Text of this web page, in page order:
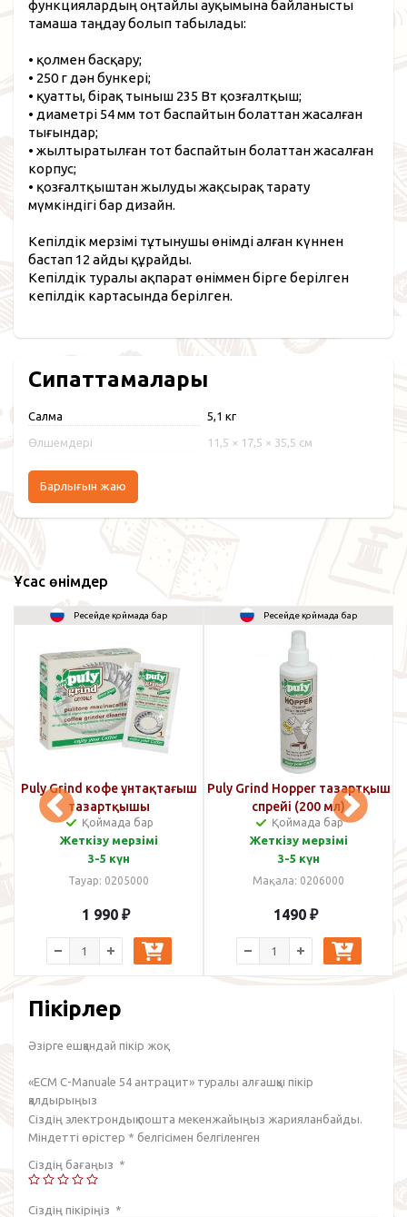
функциялардың оңтайлы ауқымына байланысты
тамаша таңдау болып табылады:
• қолмен басқару;
• 250 г дән бункері;
• қуатты, бірақ тыныш 235 Вт қозғалтқыш;
• диаметрі 54 мм тот баспайтын болаттан жасалған
тығындар;
• жылтыратылған тот баспайтын болаттан жасалған
корпус;
• қозғалтқыштан жылуды жақсырақ тарату
мүмкіндігі бар дизайн.
Кепілдік мерзімі тұтынушы өнімді алған күннен
бастап 12 айды құрайды.
Кепілдік туралы ақпарат өніммен бірге берілген
кепілдік картасында берілген.
Сипаттамалары
Салмақ 5,1 кг
Өлшемдері 11,5 × 17,5 × 35,5 см
Барлығын жаю
Ұқсас өнімдер
Ресейде қоймада бар
Puly Grind кофе ұнтақтағыш
тазартқышы
Қоймада бар
Жеткізу мерзімі
3-5 күн
Тауар: 0205000
1 990 ₽
Ресейде қоймада бар
Puly Grind Hopper тазартқыш
спрейі (200 мл)
Қоймада бар
Жеткізу мерзімі
3-5 күн
Мақала: 0206000
1490 ₽
Пікірлер
Әзірге ешқандай пікір жоқ.
«ECM C-Manuale 54 антрацит» туралы алғашқы пікір
қалдырыңыз
Сіздің электрондық пошта мекенжайыңыз жарияланбайды.
Міндетті өрістер * белгісімен белгіленген
Сіздің бағаңыз *
Сіздің пікіріңіз *